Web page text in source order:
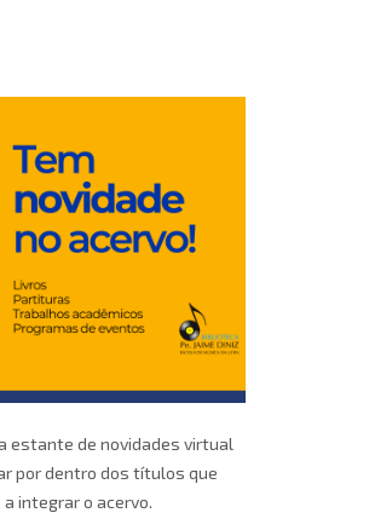
estante de novidades virtual
por dentro dos títulos que
integrar o acervo.